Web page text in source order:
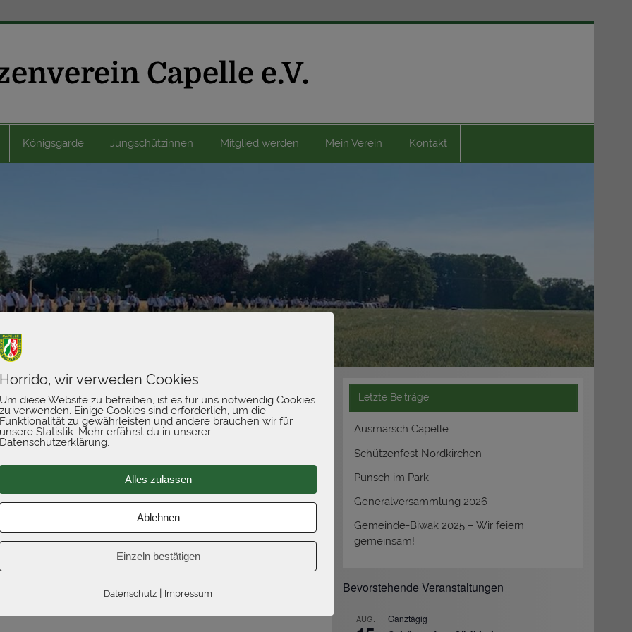
Königsgarde Jungschützinnen Mitglied werden Mein Verein Kontakt
erreichbar!
Letzte Beiträge
Ausmarsch Capelle
Schützenfest Nordkirchen
Punsch im Park
Generalversammlung 2026
Gemeinde-Biwak 2025 – Wir feiern
gemeinsam!
Bevorstehende Veranstaltungen
AUG. Ganztägig
Horrido, wir verweden Cookies
Um diese Website zu betreiben, ist es für uns notwendig Cookies
zu verwenden. Einige Cookies sind erforderlich, um die
Funktionalität zu gewährleisten und andere brauchen wir für
unsere Statistik. Mehr erfährst du in unserer
Datenschutzerklärung.
Alles zulassen
Ablehnen
Einzeln bestätigen
Datenschutz | Impressum